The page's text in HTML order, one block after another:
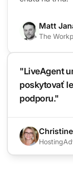
Matt
The
"LiveAgent
poskytovať
podporu."